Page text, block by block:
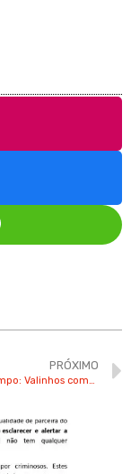
PRÓXIMO
Viagem no tempo: Valinhos completa 128 anos de história